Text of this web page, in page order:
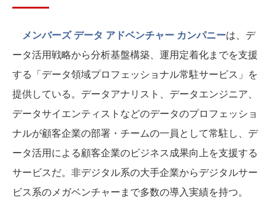
メンバーズ データ アドベンチャー カンパニーは、デ
ータ活用戦略から分析基盤構築、運用定着化までを支援
する「データ領域プロフェッショナル常駐サービス」を
提供している。データアナリスト、データエンジニア、
データサイエンティストなどのデータのプロフェッショ
ナルが顧客企業の部署・チームの一員として常駐し、デ
ータ活用による顧客企業のビジネス成果向上を支援する
サービスだ。非デジタル系の大手企業からデジタルサー
ビス系のメガベンチャーまで多数の導入実績を持つ。